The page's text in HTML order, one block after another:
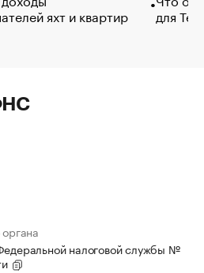
яхт и квартир
для
налоговой службы №